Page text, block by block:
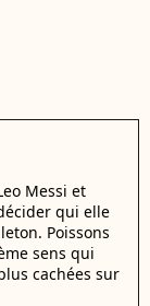
Messi et
qui elle
Poissons
sens qui
cachées sur